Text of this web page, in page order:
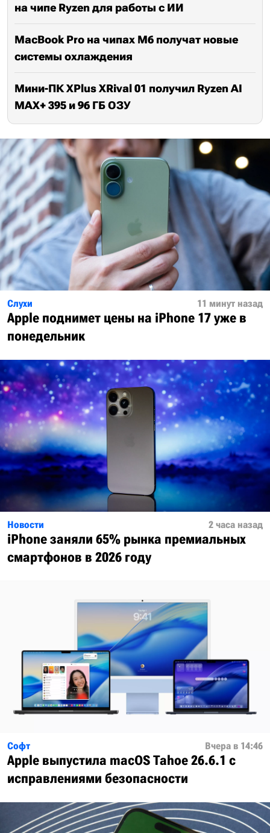
на чипе Ryzen для работы с ИИ
MacBook Pro на чипах M6 получат новые
системы охлаждения
Мини-ПК XPlus XRival 01 получил Ryzen AI
MAX+ 395 и 96 ГБ ОЗУ
Слухи 11 минут назад
Apple поднимет цены на iPhone 17 уже в
понедельник
Новости 2 часа назад
iPhone заняли 65% рынка премиальных
смартфонов в 2026 году
Софт Вчера в 14:46
Apple выпустила macOS Tahoe 26.6.1 с
исправлениями безопасности